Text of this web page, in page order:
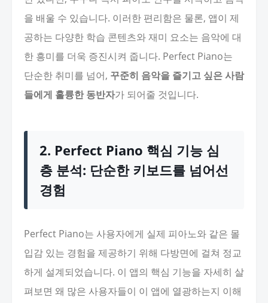
을 배울 수 있습니다. 이러한 편리함은 물론, 앱이 제
공하는 다양한 학습 콘텐츠와 재미 요소는 음악에 대
한 흥미를 더욱 증진시켜 줍니다. Perfect Piano는
단순한 취미를 넘어, 꾸준히 음악을 즐기고 싶은 사람
들에게 훌륭한 동반자가 되어줄 것입니다.
2. Perfect Piano 핵심 기능 심
층 분석: 단순한 키보드를 넘어선
경험
Perfect Piano는 사용자에게 실제 피아노와 같은 몰
입감 있는 경험을 제공하기 위해 다방면에 걸쳐 정교
하게 설계되었습니다. 이 앱의 핵심 기능을 자세히 살
펴보면 왜 많은 사용자들이 이 앱에 열광하는지 이해